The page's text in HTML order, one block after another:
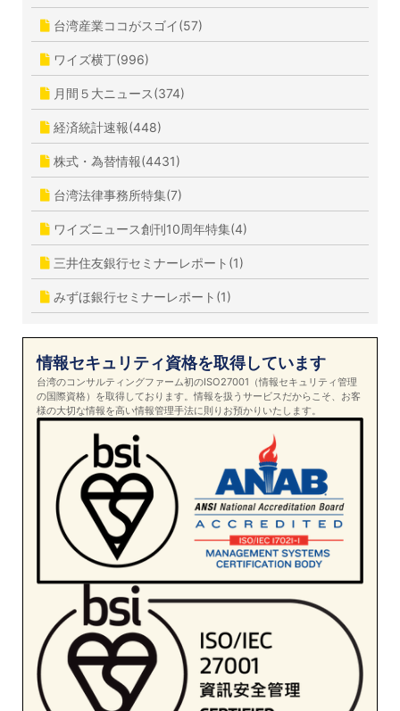
台湾産業ココがスゴイ(57)
ワイズ横丁(996)
月間５大ニュース(374)
経済統計速報(448)
株式・為替情報(4431)
台湾法律事務所特集(7)
ワイズニュース創刊10周年特集(4)
三井住友銀行セミナーレポート(1)
みずほ銀行セミナーレポート(1)
情報セキュリティ資格を取得しています
台湾のコンサルティングファーム初のISO27001（情報セキュリティ管理
の国際資格）を取得しております。情報を扱うサービスだからこそ、お客
様の大切な情報を高い情報管理手法に則りお預かりいたします。